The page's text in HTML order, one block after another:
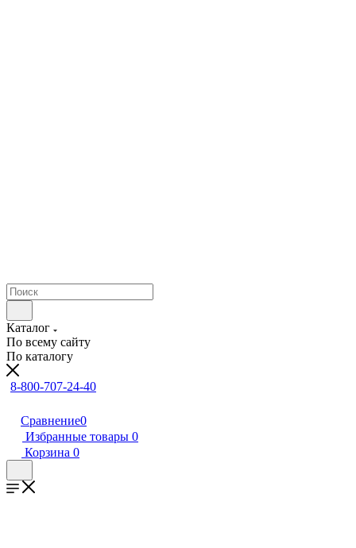
Каталог
По всему сайту
По каталогу
8-800-707-24-40
Сравнение0
Избранные товары 0
Корзина 0